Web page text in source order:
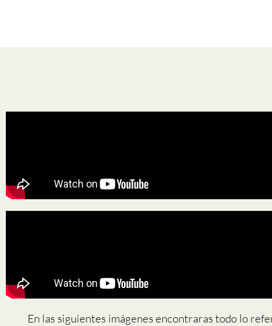
En las siguientes imágenes encontraras todo lo